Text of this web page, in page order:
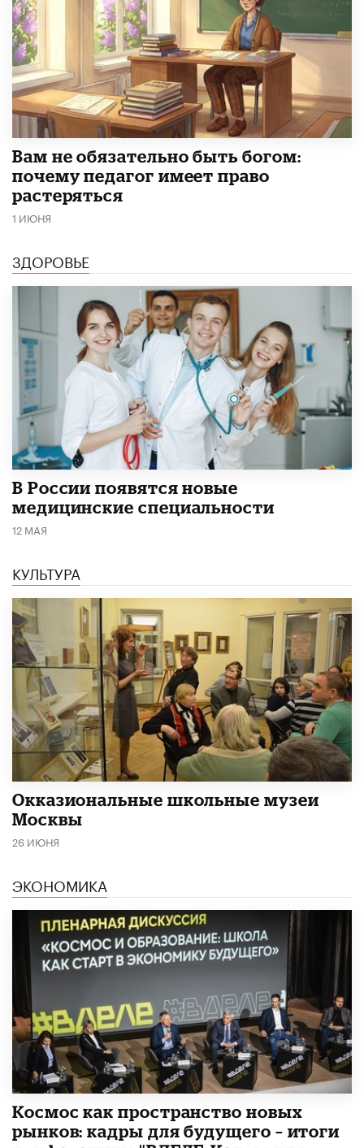
​Вам не обязательно быть богом:
почему педагог имеет право
растеряться
1 ИЮНЯ
ЗДОРОВЬЕ
В России появятся новые
медицинские специальности
12 МАЯ
КУЛЬТУРА
​Окказиональные школьные музеи
Москвы
26 ИЮНЯ
ЭКОНОМИКА
Космос как пространство новых
рынков: кадры для будущего – итоги